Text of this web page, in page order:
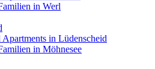
in Werl
in Lüdenscheid
in Möhnesee